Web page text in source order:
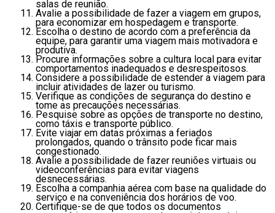
salas de reunião.
Avalie a possibilidade de fazer a viagem em grupos,
para economizar em hospedagem e transporte.
Escolha o destino de acordo com a preferência da
equipe, para garantir uma viagem mais motivadora e
produtiva.
Procure informações sobre a cultura local para evitar
comportamentos inadequados e desrespeitosos.
Considere a possibilidade de estender a viagem para
incluir atividades de lazer ou turismo.
Verifique as condições de segurança do destino e
tome as precauções necessárias.
Pesquise sobre as opções de transporte no destino,
como táxis e transporte público.
Evite viajar em datas próximas a feriados
prolongados, quando o trânsito pode ficar mais
congestionado.
Avalie a possibilidade de fazer reuniões virtuais ou
videoconferências para evitar viagens
desnecessárias.
Escolha a companhia aérea com base na qualidade do
serviço e na conveniência dos horários de voo.
Certifique-se de que todos os documentos